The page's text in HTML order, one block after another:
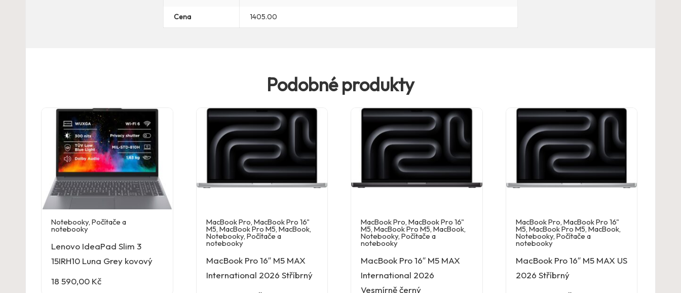
Cena 1405.00
Podobné produkty
Notebooky, Počítače a
notebooky
Lenovo IdeaPad Slim 3
15IRH10 Luna Grey kovový
18 590,00 Kč
MacBook Pro, MacBook Pro 16"
M5, MacBook Pro M5, MacBook,
Notebooky, Počítače a
notebooky
MacBook Pro 16″ M5 MAX
International 2026 Stříbrný
MacBook Pro,MacBook Pro 16"
M5,MacBook Pro M5,MacBook,
Notebooky,Počítače a
notebooky
MacBook Pro 16″ M5 MAX
International 2026
Vesmírně černý
MacBook Pro, MacBook Pro 16"
M5, MacBook Pro M5, MacBook,
Notebooky, Počítače a
notebooky
MacBook Pro 16″ M5 MAX US
2026 Stříbrný